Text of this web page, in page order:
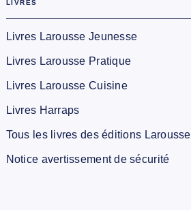
LIVRES
Livres Larousse Jeunesse
Livres Larousse Pratique
Livres Larousse Cuisine
Livres Harraps
Tous les livres des éditions Larousse
Notice avertissement de sécurité